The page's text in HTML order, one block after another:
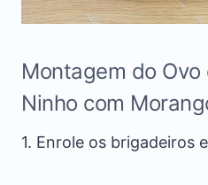
Montagem do
Ninho com
1. Enrole os brigadeiros